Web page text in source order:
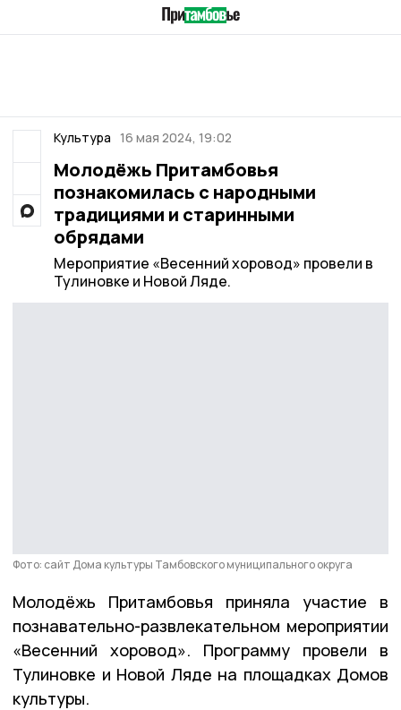
Культура 16 мая 2024, 19:02
Молодёжь Притамбовья
познакомилась с народными
традициями и старинными
обрядами
Мероприятие «Весенний хоровод» провели в
Тулиновке и Новой Ляде.
Фото: сайт Дома культуры Тамбовского муниципального округа
Молодёжь Притамбовья приняла участие в
познавательно-развлекательном мероприятии
«Весенний хоровод». Программу провели в
Тулиновке и Новой Ляде на площадках Домов
культуры.